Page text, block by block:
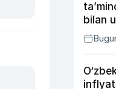
bilan